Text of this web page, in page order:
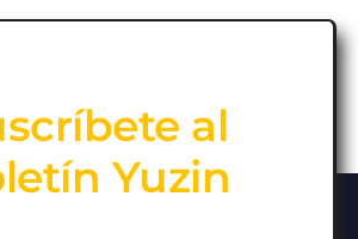
al
Yuzin